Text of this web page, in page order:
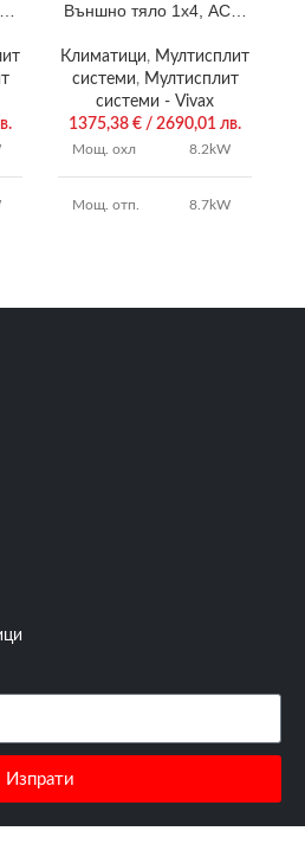
Външно тяло 1х4, ACP-
Климатици, Мултисплит
системи, Мултисплит
системи - Vivax
1375,38 € / 2690,01 лв.
Мощ. охл 8.2kW
Мощ. отп. 8.7kW
Изпрати